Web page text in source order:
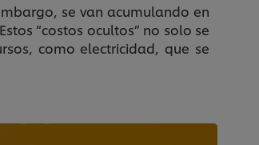
se van acumulando en
“costos ocultos” no solo se
como electricidad, que se